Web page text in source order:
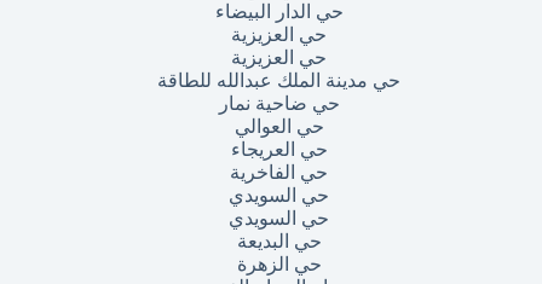
حي الدار البيضاء
حي العزيزية
حي العزيزية
حي مدينة الملك عبدالله للطاقة
حي ضاحية نمار
حي العوالي
حي العريجاء
حي الفاخرية
حي السويدي
حي السويدي
حي البديعة
حي الزهرة